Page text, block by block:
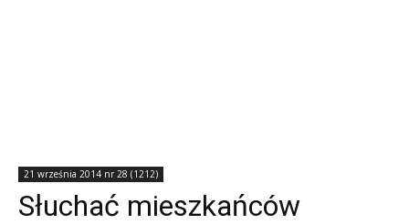
21 września 2014 nr 28 (1212)
Słuchać mieszkańców